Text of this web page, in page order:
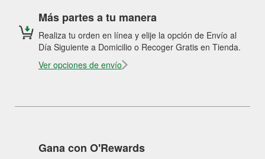
Más partes a tu manera
Realiza tu orden en línea y elije la opción de Envío al
Día Siguiente a Domicilio o Recoger Gratis en Tienda.
Ver opciones de envío
Gana con O'Rewards